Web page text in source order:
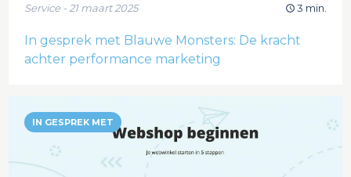
Service - 21 maart 2025 3 min.
In gesprek met Blauwe Monsters: De kracht
achter performance marketing
IN GESPREK MET